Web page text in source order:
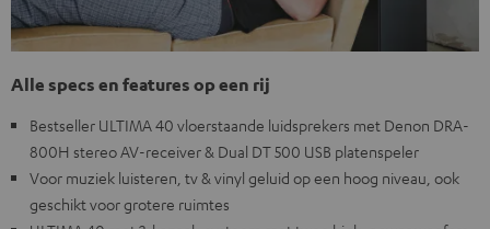
Alle specs en features op een rij
Bestseller ULTIMA 40 vloerstaande luidsprekers met Denon DRA-
800H stereo AV-receiver & Dual DT 500 USB platenspeler
Voor muziek luisteren, tv & vinyl geluid op een hoog niveau, ook
geschikt voor grotere ruimtes